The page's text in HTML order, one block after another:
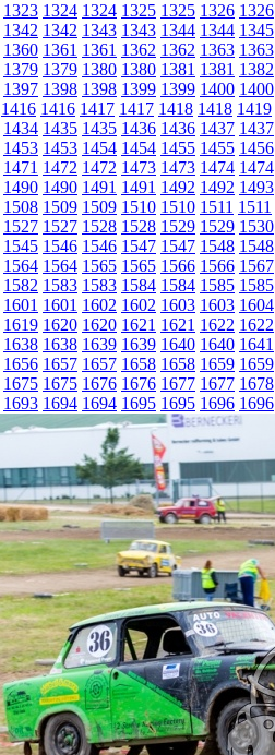
1323 1324 1324 1325 1325 1326 1326
1342 1342 1343 1343 1344 1344 1345
1360 1361 1361 1362 1362 1363 1363
1379 1379 1380 1380 1381 1381 1382
1397 1398 1398 1399 1399 1400 1400
1416 1416 1417 1417 1418 1418 1419
1434 1435 1435 1436 1436 1437 1437
1453 1453 1454 1454 1455 1455 1456
1471 1472 1472 1473 1473 1474 1474
1490 1490 1491 1491 1492 1492 1493
1508 1509 1509 1510 1510 1511 1511
1527 1527 1528 1528 1529 1529 1530
1545 1546 1546 1547 1547 1548 1548
1564 1564 1565 1565 1566 1566 1567
1582 1583 1583 1584 1584 1585 1585
1601 1601 1602 1602 1603 1603 1604
1619 1620 1620 1621 1621 1622 1622
1638 1638 1639 1639 1640 1640 1641
1656 1657 1657 1658 1658 1659 1659
1675 1675 1676 1676 1677 1677 1678
1693 1694 1694 1695 1695 1696 1696